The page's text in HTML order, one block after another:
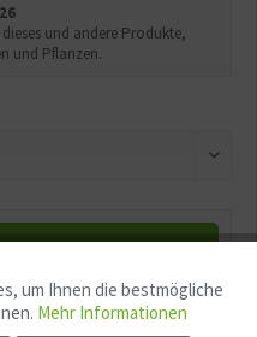
dieses und andere Produkte,
und Pflanzen.
denWarenkorb
Aktiv
um Ihnen die bestmögliche
Mehr Informationen